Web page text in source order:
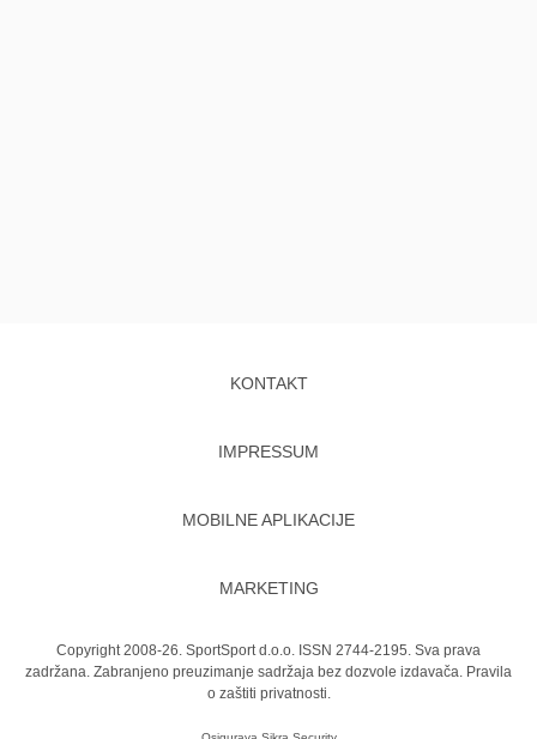
KONTAKT
IMPRESSUM
MOBILNE APLIKACIJE
MARKETING
Copyright 2008-26. SportSport d.o.o. ISSN 2744-2195. Sva prava
zadržana. Zabranjeno preuzimanje sadržaja bez dozvole izdavača. Pravila
o zaštiti privatnosti.